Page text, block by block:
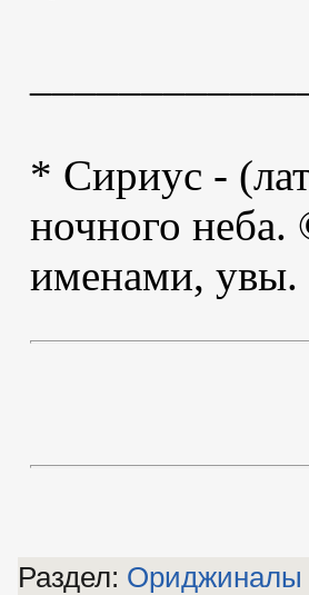
* Сириус -
ночного
именами, увы.
Раздел: Ориджиналы